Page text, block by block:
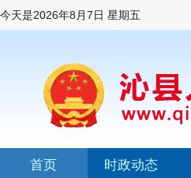
今天是2026年8月7日 星期五
首页 时政动态